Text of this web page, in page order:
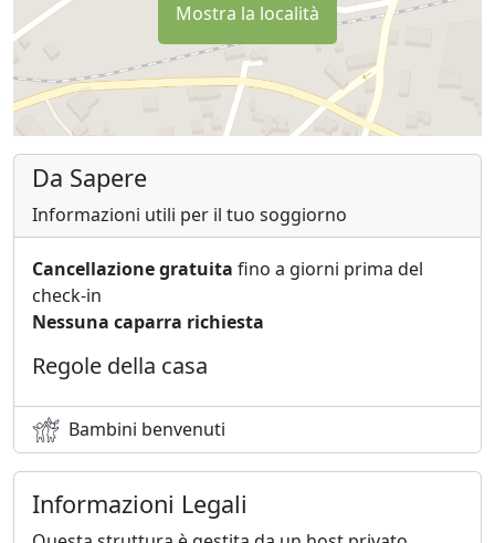
Mostra la località
Da Sapere
Informazioni utili per il tuo soggiorno
Cancellazione gratuita fino a giorni prima del
check-in
Nessuna caparra richiesta
Regole della casa
Bambini benvenuti
Informazioni Legali